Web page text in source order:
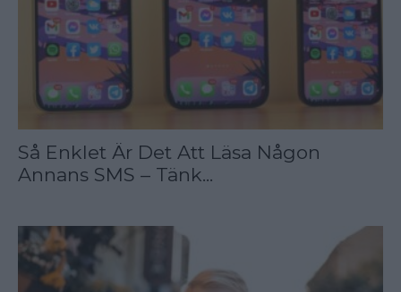
Så Enklet Är Det Att Läsa Någon
Annans SMS – Tänk...